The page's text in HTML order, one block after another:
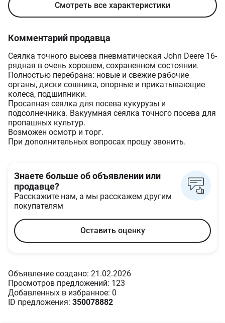
Смотреть все характеристики
Комментарий продавца
Сеялка точного высева пневматическая John Deere 16-
рядная в очень хорошем, сохраненном состоянии.
Полностью перебрана: новые и свежие рабочие
органы, диски сошника, опорные и прикатывающие
колеса, подшипники.
Просапная сеялка для посева кукурузы и
подсолнечника. Вакуумная сеялка точного посева для
пропашных культур.
Возможен осмотр и торг.
При дополнительных вопросах прошу звонить.
Знаете больше об объявлении или
продавце?
Расскажите нам, а мы расскажем другим
покупателям
Оставить оценку
Объявление создано: 21.02.2026
Просмотров предложений: 123
Добавленных в избранное: 0
ID предложения: 350078882